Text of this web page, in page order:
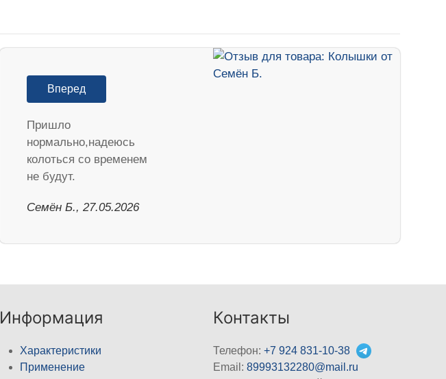
Вперед
Пришло
нормально,надеюсь
колоться со временем
не будут.
Семён Б., 27.05.2026
Информация
Характеристики
Применение
Контакты
Телефон:+7 924 831-10-38
Email:89993132280@mail.ru